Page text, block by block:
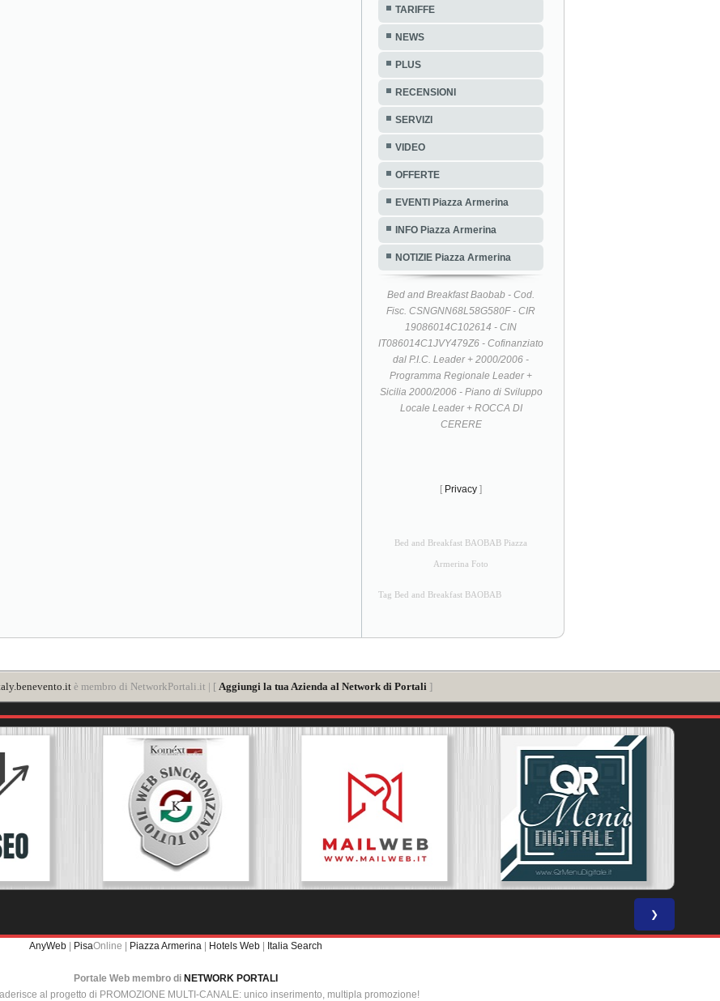
TARIFFE
NEWS
PLUS
RECENSIONI
SERVIZI
VIDEO
OFFERTE
EVENTI Piazza Armerina
INFO Piazza Armerina
NOTIZIE Piazza Armerina
Bed and Breakfast Baobab - Cod.
Fisc. CSNGNN68L58G580F - CIR
19086014C102614 - CIN
IT086014C1JVY479Z6 - Cofinanziato
dal P.I.C. Leader + 2000/2006 -
Programma Regionale Leader +
Sicilia 2000/2006 - Piano di Sviluppo
Locale Leader + ROCCA DI
CERERE
[ Privacy ]
Bed and Breakfast BAOBAB Piazza
Armerina Foto
Tag Bed and Breakfast BAOBAB
è membro di NetworkPortali.it | [ Aggiungi la tua Azienda al Network di Portali ]
❯
AnyWeb | PisaOnline | Piazza Armerina | Hotels Web | Italia Search
Portale Web membro di NETWORK PORTALI
al progetto di PROMOZIONE MULTI-CANALE: unico inserimento, multipla promozione!